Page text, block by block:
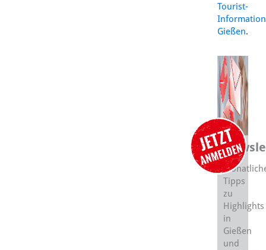
Tourist-
Information
Gießen.
Tipps
zu
Highlights
in
Gießen
und